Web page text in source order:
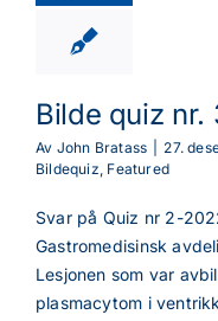
Bilde quiz nr.
Av John Bratass 27.
Bildequiz, Featured
Svar på Quiz nr 2-
Gastromedisinsk
Lesjonen som var
plasmacytom i